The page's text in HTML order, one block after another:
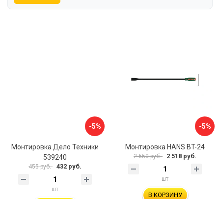
-5%
Монтировка Дело Техники
539240
455 руб. 432 руб.
шт
-5%
Монтировка HANS BT-24
2 650 руб. 2 518 руб.
шт
В КОРЗИНУ